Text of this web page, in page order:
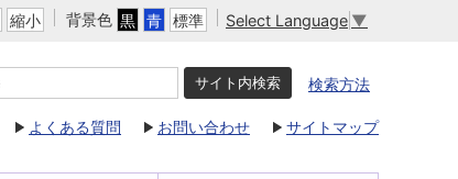
縮小 背景色 黒 青 標準 Select Language ▼
検索方法
よくある質問 お問い合わせ サイトマップ